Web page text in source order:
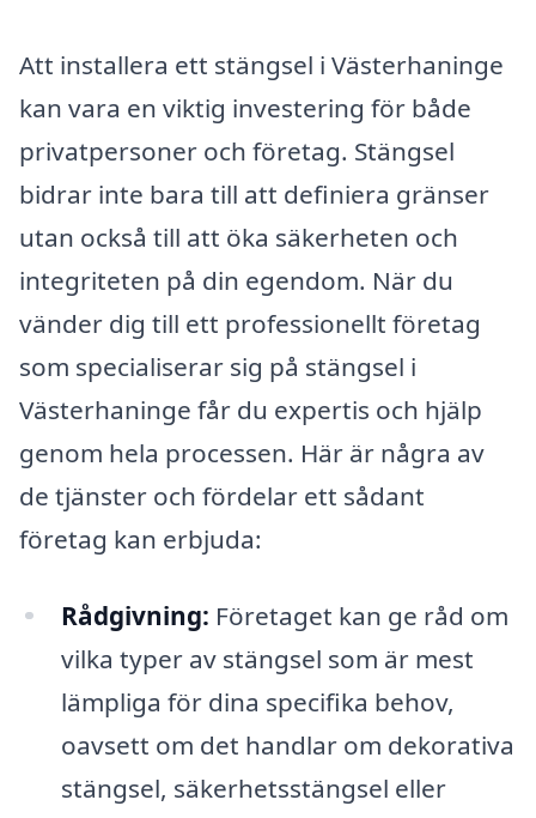
Att installera ett stängsel i Västerhaninge
kan vara en viktig investering för både
privatpersoner och företag. Stängsel
bidrar inte bara till att definiera gränser
utan också till att öka säkerheten och
integriteten på din egendom. När du
vänder dig till ett professionellt företag
som specialiserar sig på stängsel i
Västerhaninge får du expertis och hjälp
genom hela processen. Här är några av
de tjänster och fördelar ett sådant
företag kan erbjuda:
Rådgivning: Företaget kan ge råd om
vilka typer av stängsel som är mest
lämpliga för dina specifika behov,
oavsett om det handlar om dekorativa
stängsel, säkerhetsstängsel eller